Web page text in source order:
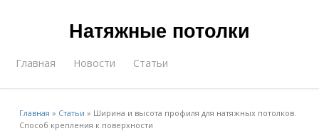
Натяжные потолки
Главная Новости Статьи
Главная » Статьи » Ширина и высота профиля для натяжных потолков.
Способ крепления к поверхности